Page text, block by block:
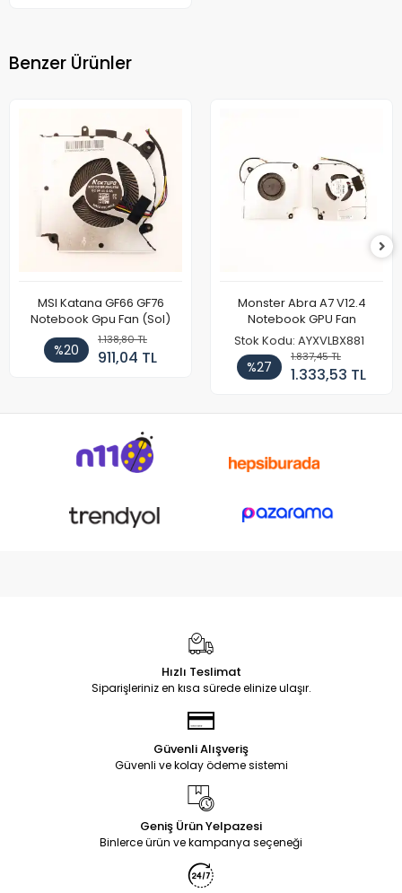
Benzer Ürünler
MSI Katana GF66 GF76
Notebook Gpu Fan (Sol)
%20
1.138,80 TL
911,04 TL
Monster Abra A7 V12.4
Notebook GPU Fan
Stok Kodu: AYXVLBX881
%27
1.837,45 TL
1.333,53 TL
Hızlı Teslimat
Siparişleriniz en kısa sürede elinize ulaşır.
Güvenli Alışveriş
Güvenli ve kolay ödeme sistemi
Geniş Ürün Yelpazesi
Binlerce ürün ve kampanya seçeneği